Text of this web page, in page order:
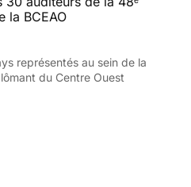
la BCEAO
représentés au sein de la
du Centre Ouest